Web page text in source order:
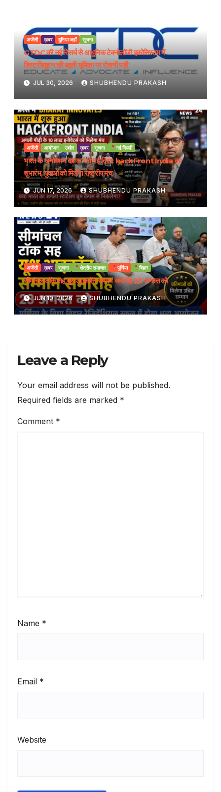
अजेंसी ख़बर दुनिया जहाँ सूचना
GTDC की नई रिसर्च से आधुनिक टेक्नोलॉजी इकोसिस्टम में
डिस्ट्रीब्यूशन की बढ़ती भूमिका पर रोशनी पड़ी
JUL 30, 2026 SHUBHENDU PRAKASH
अजेंसी आयोजन उद्योग ख़बर सूचना नई दिल्ली
भारत के ‘इनोवेशन दशक’ को नई दिशा: hackFront India का
शुभारंभ, युवाओं को मिलेगा राष्ट्रीय मंच
JUN 17, 2026 SHUBHENDU PRAKASH
अजेंसी ख़बर सूचना क्षेत्रीय समाचार पूर्णिया बिहार
सीमांचल टॉक सह यूथ आइकॉन सम्मान समारोह 23 अगस्त को
JUN 10, 2026 SHUBHENDU PRAKASH
Leave a Reply
Your email address will not be published.
Required fields are marked *
Comment *
Name *
Email *
Website